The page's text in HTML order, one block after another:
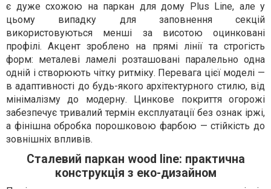
є дуже схожою на паркан для дому Plus Line, але у
цьому випадку для заповнення секцій
використовуються менші за висотою оцинковані
профілі. Акцент зроблено на прямі лінії та строгість
форм: металеві ламелі розташовані паралельно одна
одній і створюють чітку ритміку. Перевага цієї моделі —
в адаптивності до будь-якого архітектурного стилю, від
мінімалізму до модерну. Цинкове покриття огорожі
забезпечує тривалий термін експлуатації без ознак іржі,
а фінішна обробка порошковою фарбою — стійкість до
зовнішніх впливів.
Сталевий паркан wood line: практична
конструкція з еко-дизайном